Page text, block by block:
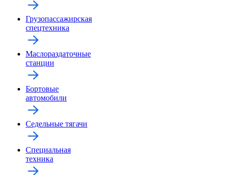
Грузопассажирская
спецтехника
Маслораздаточные
станции
Бортовые
автомобили
Седельные тягачи
Специальная
техника